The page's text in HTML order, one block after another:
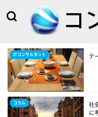
ITコンサルタント テ
コラム
社
に